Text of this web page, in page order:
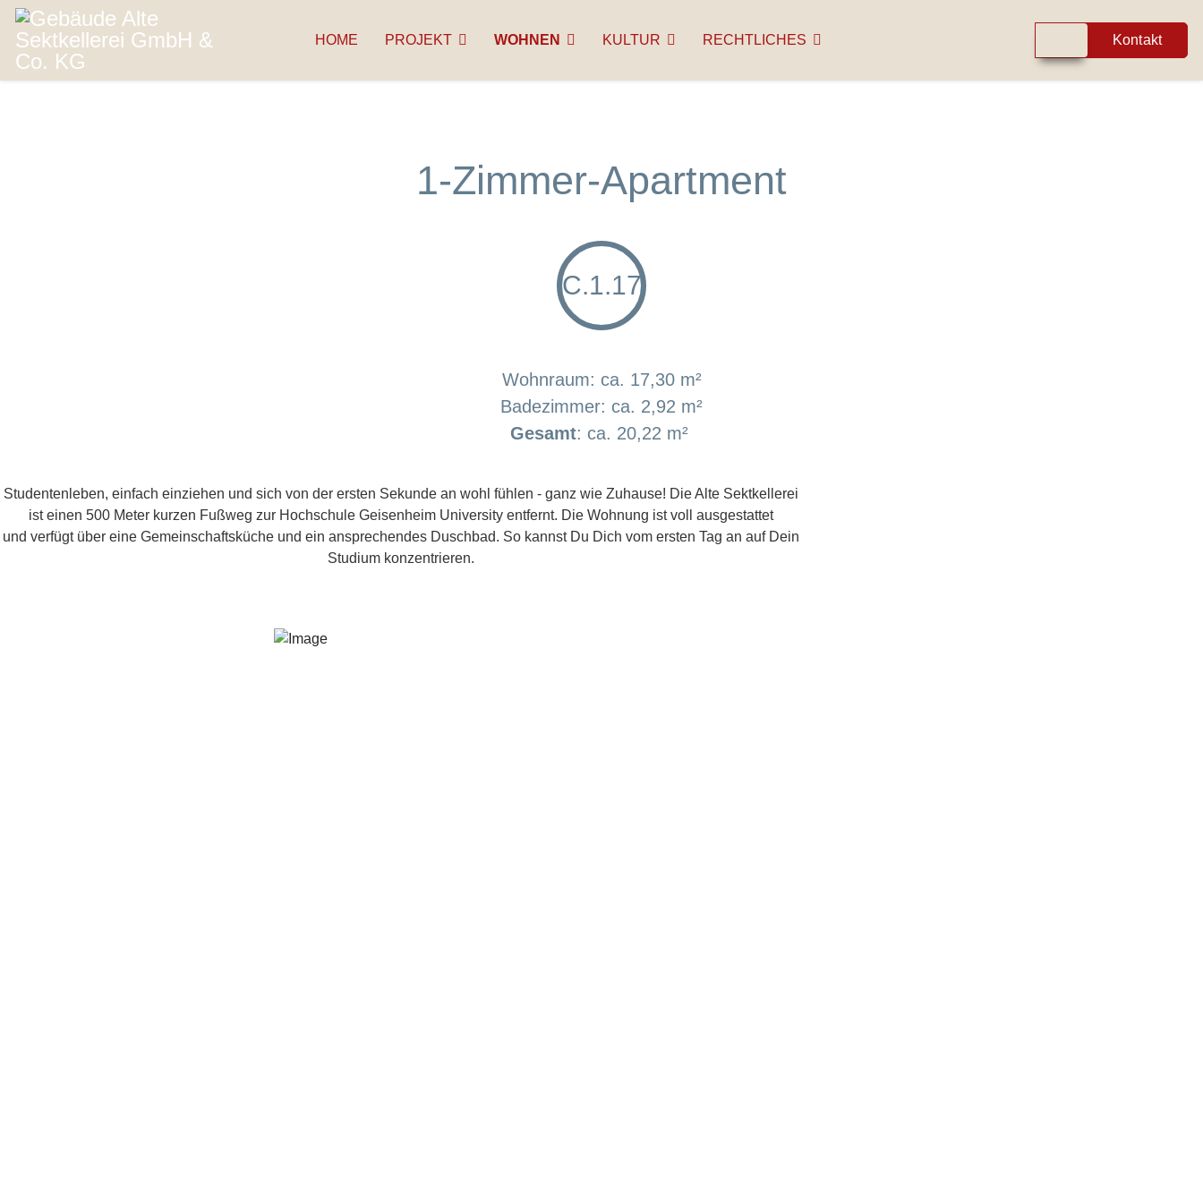
Kontakt
HOME PROJEKT WOHNEN KULTUR RECHTLICHES
1-Zimmer-Apartment
C.1.17
Wohnraum: ca. 17,30 m²
Badezimmer: ca. 2,92 m²
Gesamt: ca. 20,22 m²
Studentenleben, einfach einziehen und sich von der ersten Sekunde an wohl fühlen - ganz wie Zuhause! Die Alte Sektkellerei
ist einen 500 Meter kurzen Fußweg zur Hochschule Geisenheim University entfernt. Die Wohnung ist voll ausgestattet
und verfügt über eine Gemeinschaftsküche und ein ansprechendes Duschbad. So kannst Du Dich vom ersten Tag an auf Dein
Studium konzentrieren.